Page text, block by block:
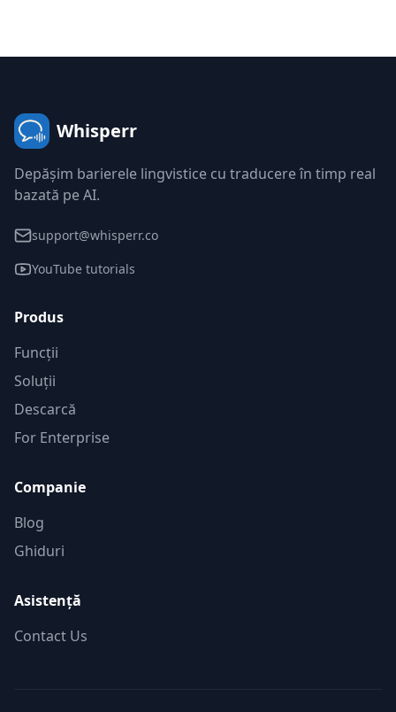
Whisperr
Depășim barierele lingvistice cu traducere în timp real
bazată pe AI.
support@whisperr.co
YouTube tutorials
Produs
Funcții
Soluții
Descarcă
For Enterprise
Companie
Blog
Ghiduri
Asistență
Contact Us